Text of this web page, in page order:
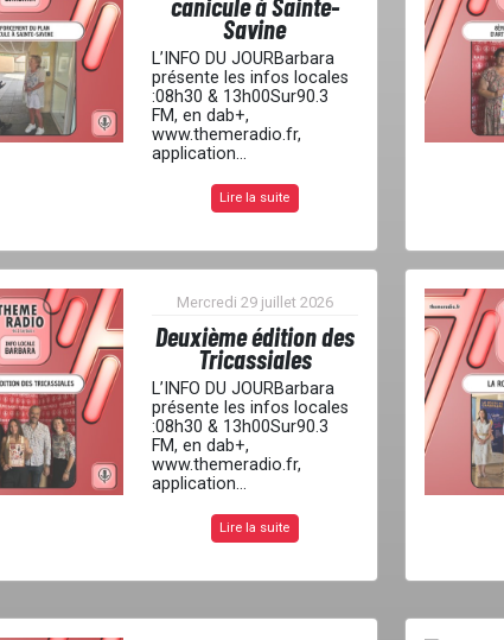
Savine
L’INFO DU JOURBarbara
présente les infos locales
:08h30 & 13h00Sur90.3
FM, en dab+,
www.themeradio.fr,
application...
Lire la suite
Mercredi 29 juillet 2026
Deuxième édition des
Tricassiales
L’INFO DU JOURBarbara
présente les infos locales
:08h30 & 13h00Sur90.3
FM, en dab+,
www.themeradio.fr,
application...
Lire la suite